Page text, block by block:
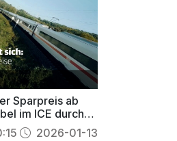
Sparpreis ab
im ICE durch
2026-01-13